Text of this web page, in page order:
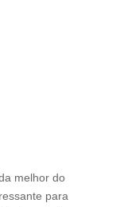
melhor do
para